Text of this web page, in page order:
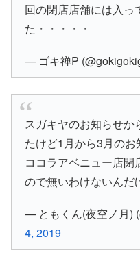
回の閉店店舗には入っ
た・・・・・
— ゴキ禅P
スガキヤのお知らせか
たけど1月から3月の
ココラアベニュー店
ので無いわけないんだ
— ともくん(夜空ノ月)
4, 2019